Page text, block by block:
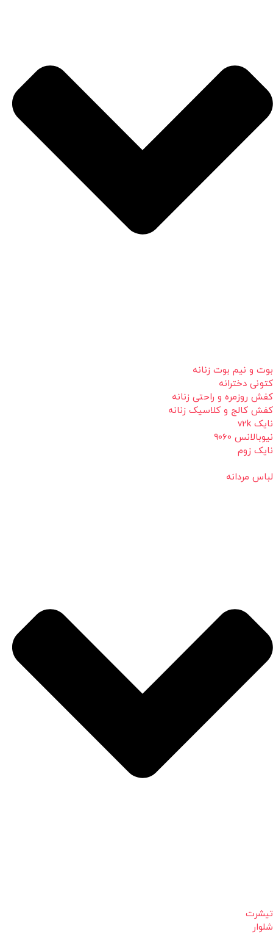
بوت و نیم بوت زنانه
کتونی دخترانه
کفش روزمره و راحتی زنانه
کفش کالج و کلاسیک زنانه
نایک v2k
نیوبالانس 9060
نایک زوم
لباس مردانه
تیشرت
شلوار